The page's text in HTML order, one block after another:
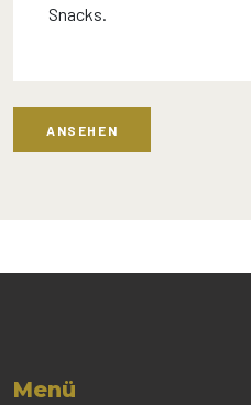
Snacks.
ANSEHEN
Menü